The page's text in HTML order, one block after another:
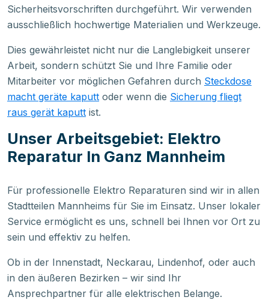
Sicherheitsvorschriften durchgeführt. Wir verwenden
ausschließlich hochwertige Materialien und Werkzeuge.
Dies gewährleistet nicht nur die Langlebigkeit unserer
Arbeit, sondern schützt Sie und Ihre Familie oder
Mitarbeiter vor möglichen Gefahren durch Steckdose
macht geräte kaputt oder wenn die Sicherung fliegt
raus gerät kaputt ist.
Unser Arbeitsgebiet: Elektro
Reparatur In Ganz Mannheim
Für professionelle Elektro Reparaturen sind wir in allen
Stadtteilen Mannheims für Sie im Einsatz. Unser lokaler
Service ermöglicht es uns, schnell bei Ihnen vor Ort zu
sein und effektiv zu helfen.
Ob in der Innenstadt, Neckarau, Lindenhof, oder auch
in den äußeren Bezirken – wir sind Ihr
Ansprechpartner für alle elektrischen Belange.